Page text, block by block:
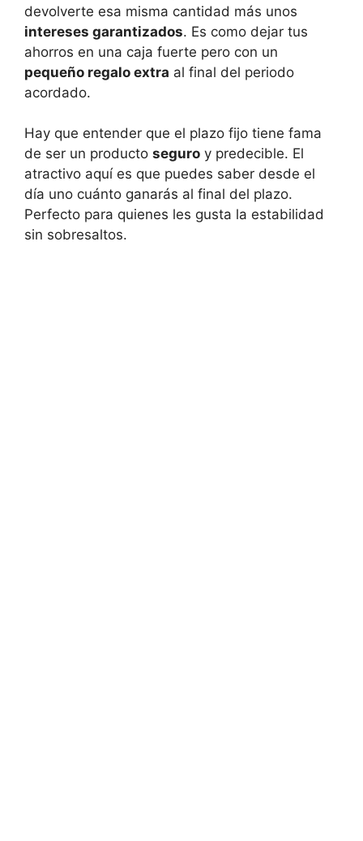
devolverte esa misma cantidad más unos
intereses garantizados. Es como dejar tus
ahorros en una caja fuerte pero con un
pequeño regalo extra al final del periodo
acordado.
Hay que entender que el plazo fijo tiene fama
de ser un producto seguro y predecible. El
atractivo aquí es que puedes saber desde el
día uno cuánto ganarás al final del plazo.
Perfecto para quienes les gusta la estabilidad
sin sobresaltos.